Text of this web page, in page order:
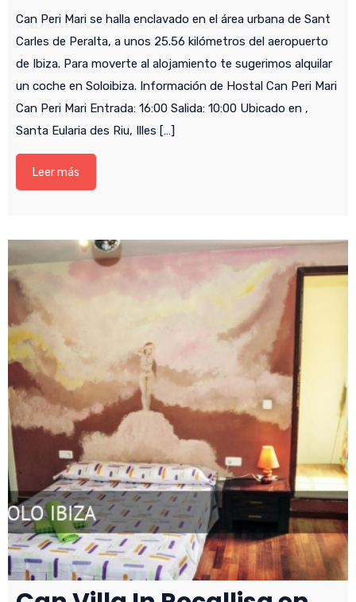
Can Peri Mari se halla enclavado en el área urbana de Sant
Carles de Peralta, a unos 25.56 kilómetros del aeropuerto
de Ibiza. Para moverte al alojamiento te sugerimos alquilar
un coche en Soloibiza. Información de Hostal Can Peri Mari
Can Peri Mari Entrada: 16:00 Salida: 10:00 Ubicado en ,
Santa Eularia des Riu, Illes […]
Leer más